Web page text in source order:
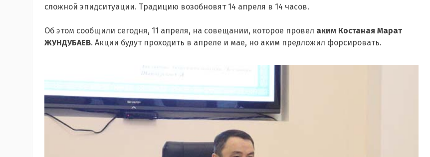
сложной эпидситуации. Традицию возобновят 14 апреля в 14 часов.
Об этом сообщили сегодня, 11 апреля, на совещании, которое провел аким Костаная Марат
ЖУНДУБАЕВ. Акции будут проходить в апреле и мае, но аким предложил форсировать.